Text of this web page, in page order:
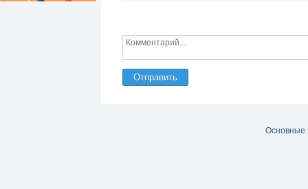
Отправить
Основные